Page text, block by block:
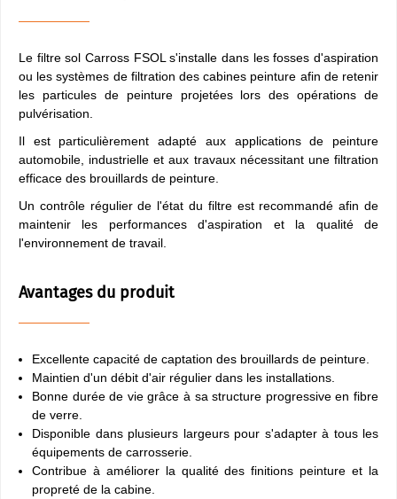
Le filtre sol Carross FSOL s'installe dans les fosses d'aspiration
ou les systèmes de filtration des cabines peinture afin de retenir
les particules de peinture projetées lors des opérations de
pulvérisation.
Il est particulièrement adapté aux applications de peinture
automobile, industrielle et aux travaux nécessitant une filtration
efficace des brouillards de peinture.
Un contrôle régulier de l'état du filtre est recommandé afin de
maintenir les performances d'aspiration et la qualité de
l'environnement de travail.
Avantages du produit
Excellente capacité de captation des brouillards de peinture.
Maintien d'un débit d'air régulier dans les installations.
Bonne durée de vie grâce à sa structure progressive en fibre
de verre.
Disponible dans plusieurs largeurs pour s'adapter à tous les
équipements de carrosserie.
Contribue à améliorer la qualité des finitions peinture et la
propreté de la cabine.